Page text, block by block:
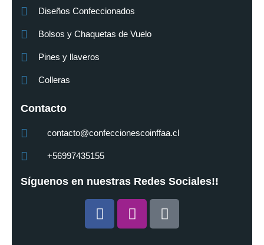
Diseños Confeccionados
Bolsos y Chaquetas de Vuelo
Pines y llaveros
Colleras
Contacto
contacto@confeccionescoinffaa.cl
+56997435155
Síguenos en nuestras Redes Sociales!!
Facebook
Instagram
Tiktok